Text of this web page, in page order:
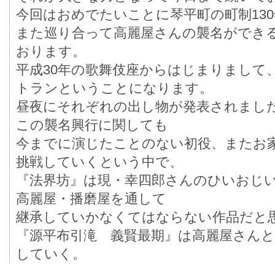
今回はおめでたいことに琴平町の町制
また巡り合って高麗屋さんの襲名ができ
おります。
平成30年の歌舞伎座からはじまりまして
トランということになります。
昼夜にそれぞれの出し物が発表されまし
この襲名興行に関しても
今までに演じたことのない初役、またお
挑戦していくという中で、
『法界坊』は現・幸四郎さんのひいお
高麗屋・播磨屋を通して
継承していかなくてはならない作品だと
『源平布引滝 義賢最期』は高麗屋さん
していく。